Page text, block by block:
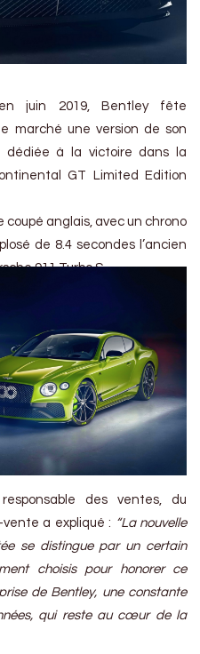
juin 2019, Bentley fête
marché une version de son
dédiée à la victoire dans la
GT Limited Edition
coupé anglais, avec un chrono
de 8.4 secondes l’ancien
911 Turbo S.
des ventes, du
a expliqué : “La nouvelle
se distingue par un certain
choisis pour honorer ce
de Bentley, une constante
qui reste au cœur de la